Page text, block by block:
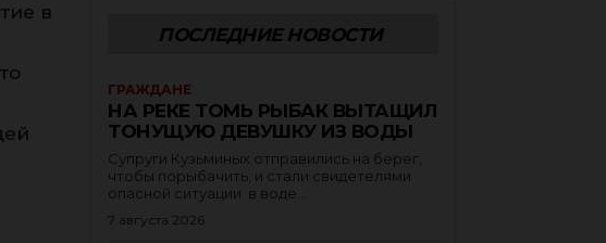
в
ПОСЛЕДНИЕ НОВОСТИ
ГРАЖДАНЕ
НА РЕКЕ ТОМЬ РЫБАК ВЫТАЩИЛ
ТОНУЩУЮ ДЕВУШКУ ИЗ ВОДЫ
Супруги Кузьминых отправились на берег,
чтобы порыбачить, и стали свидетелями
опасной ситуации: в воде...
7 августа 2026